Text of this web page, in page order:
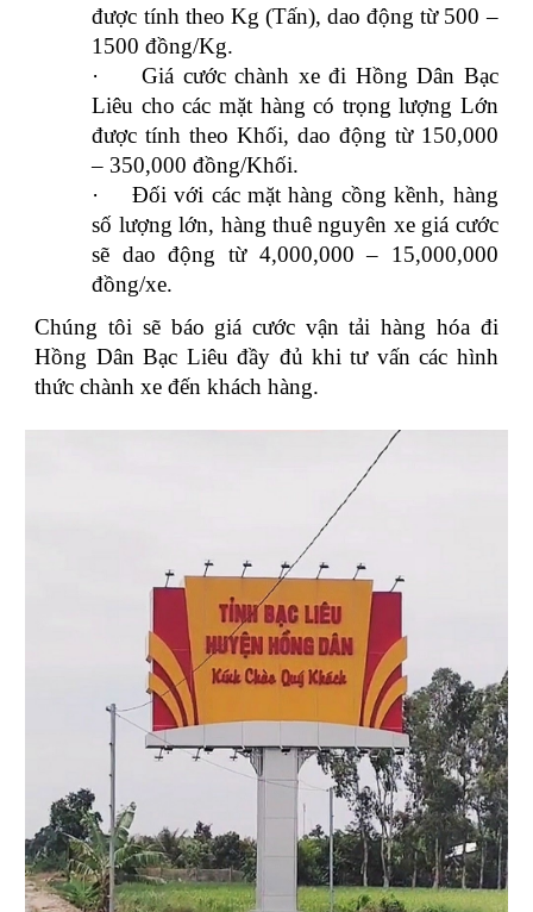
được tính theo Kg (Tấn), dao động từ 500 –
1500 đồng/Kg.
·
Giá cước chành xe đi Hồng Dân Bạc
Liêu cho các mặt hàng có trọng lượng Lớn
được tính theo Khối, dao động từ 150,000
– 350,000 đồng/Khối.
·
Đối với các mặt hàng cồng kềnh, hàng
số lượng lớn, hàng thuê nguyên xe giá cước
sẽ dao động từ 4,000,000 – 15,000,000
đồng/xe.
Chúng tôi sẽ báo giá cước vận tải hàng hóa đi
Hồng Dân Bạc Liêu đầy đủ khi tư vấn các hình
thức chành xe đến khách hàng.